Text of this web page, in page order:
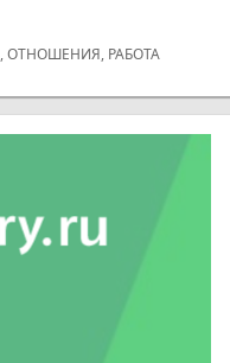
,ОТНОШЕНИЯ, РАБОТА